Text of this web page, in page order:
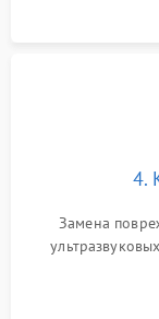
4.
Замена
геометрии
неисправного